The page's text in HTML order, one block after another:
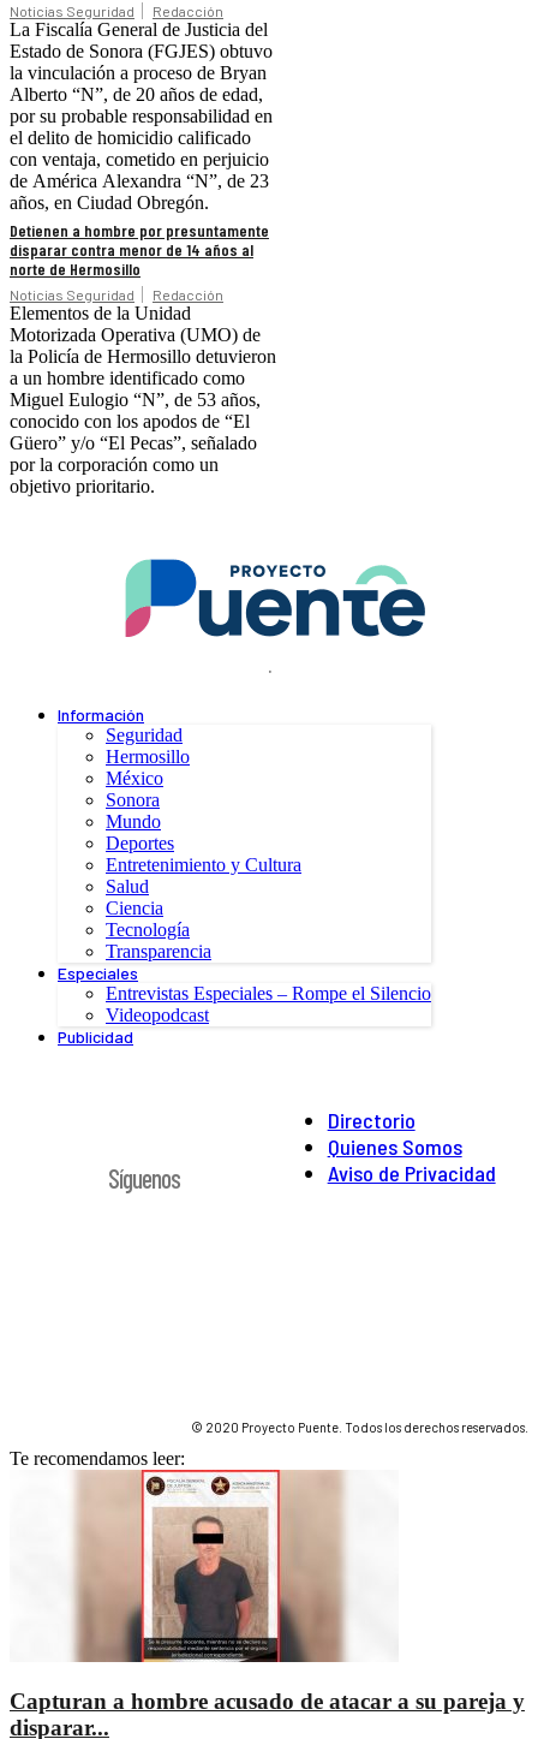
Noticias Seguridad Redacción
La Fiscalía General de Justicia del
Estado de Sonora (FGJES) obtuvo
la vinculación a proceso de Bryan
Alberto “N”, de 20 años de edad,
por su probable responsabilidad en
el delito de homicidio calificado
con ventaja, cometido en perjuicio
de América Alexandra “N”, de 23
años, en Ciudad Obregón.
Detienen a hombre por presuntamente
disparar contra menor de 14 años al
norte de Hermosillo
Noticias Seguridad Redacción
Elementos de la Unidad
Motorizada Operativa (UMO) de
la Policía de Hermosillo detuvieron
a un hombre identificado como
Miguel Eulogio “N”, de 53 años,
conocido con los apodos de “El
Güero” y/o “El Pecas”, señalado
por la corporación como un
objetivo prioritario.
.
Información
Seguridad
Hermosillo
México
Sonora
Mundo
Deportes
Entretenimiento y Cultura
Salud
Ciencia
Tecnología
Transparencia
Especiales
Entrevistas Especiales – Rompe el Silencio
Videopodcast
Publicidad
Directorio
Quienes Somos
Aviso de Privacidad
Síguenos
© 2020 Proyecto Puente. Todos los derechos reservados.
Te recomendamos leer:
Capturan a hombre acusado de atacar a su pareja y
disparar...